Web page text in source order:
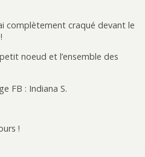
complètement craqué devant le
!
noeud et l’ensemble des
FB : Indiana S.
!